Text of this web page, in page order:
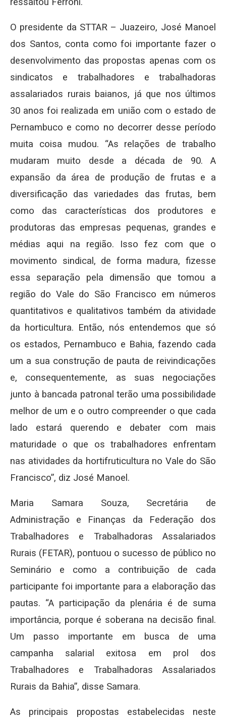
O presidente da STTAR – Juazeiro, José Manoel
dos Santos, conta como foi importante fazer o
desenvolvimento das propostas apenas com os
sindicatos e trabalhadores e trabalhadoras
assalariados rurais baianos, já que nos últimos
30 anos foi realizada em união com o estado de
Pernambuco e como no decorrer desse período
muita coisa mudou. “As relações de trabalho
mudaram muito desde a década de 90. A
expansão da área de produção de frutas e a
diversificação das variedades das frutas, bem
como das características dos produtores e
produtoras das empresas pequenas, grandes e
médias aqui na região. Isso fez com que o
movimento sindical, de forma madura, fizesse
essa separação pela dimensão que tomou a
região do Vale do São Francisco em números
quantitativos e qualitativos também da atividade
da horticultura. Então, nós entendemos que só
os estados, Pernambuco e Bahia, fazendo cada
um a sua construção de pauta de reivindicações
e, consequentemente, as suas negociações
junto à bancada patronal terão uma possibilidade
melhor de um e o outro compreender o que cada
lado estará querendo e debater com mais
maturidade o que os trabalhadores enfrentam
nas atividades da hortifruticultura no Vale do São
Francisco”, diz José Manoel.
Maria Samara Souza, Secretária de
Administração e Finanças da Federação dos
Trabalhadores e Trabalhadoras Assalariados
Rurais (FETAR), pontuou o sucesso de público no
Seminário e como a contribuição de cada
participante foi importante para a elaboração das
pautas. “A participação da plenária é de suma
importância, porque é soberana na decisão final.
Um passo importante em busca de uma
campanha salarial exitosa em prol dos
Trabalhadores e Trabalhadoras Assalariados
Rurais da Bahia”, disse Samara.
As principais propostas estabelecidas neste